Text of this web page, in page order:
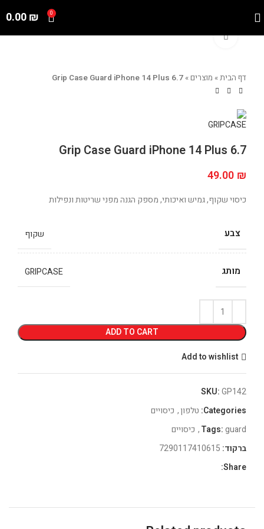
0
0.00₪
Click to enlarge
דף הבית» מוצרים»
Grip Case Guard iPhone 14 Plus 6.7
Grip Case Guard iPhone 14 Plus 6.7
49.00 ₪
כיסוי שקוף, גמיש ואיכותי, מספק הגנה מפני שריטות ונפילות
צבע שקוף
מותג GRIPCASE
ADD TO CART
Add to wishlist
SKU:GP142
Categories: טלפון, כיסויים
Tags:guard
, כיסויים
ברקוד:
Share: